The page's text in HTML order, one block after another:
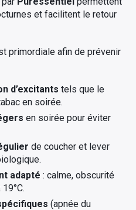
et facilitent le retour
primordiale afin de prévenir
d’excitants tels que le
en soirée.
en soirée pour éviter
de coucher et lever
adapté : calme, obscurité
(apnée du